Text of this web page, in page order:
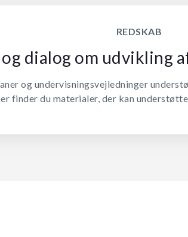
REDSKAB
dialog om udvikling
og undervisningsvejledninger
finder du materialer, der kan